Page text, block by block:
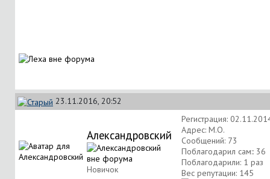
23.11.2016, 20:52
Александровский
Новичок
Регистрация:
Адрес: М.О.
Сообщений: 73
Поблагодарил сам:: 36
Поблагодарили: 1 раз
Вес репутации: 145